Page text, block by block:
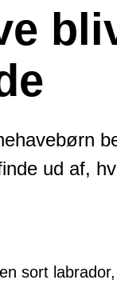
ud af,